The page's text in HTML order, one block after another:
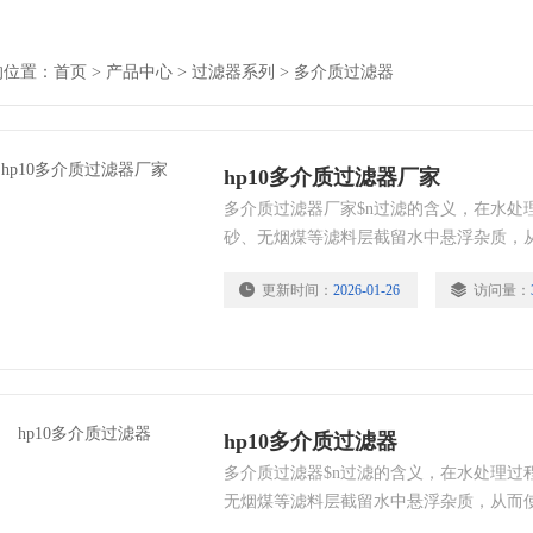
置： 首页 > 产品中心 > 过滤器系列 > 多介质过滤器
hp10多介质过滤器厂家
多介质过滤器厂家$n​过滤的含义，在水处
砂、无烟煤等滤料层截留水中悬浮杂质，
状多种。常用滤料有石英砂、无烟煤、
更新时间： 2026-01-26 访问量：
hp10多介质过滤器
多介质过滤器$n​过滤的含义，在水处理过
无烟煤等滤料层截留水中悬浮杂质，从而